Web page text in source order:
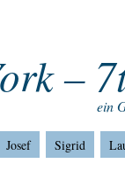
–
ein
Josef Sigrid